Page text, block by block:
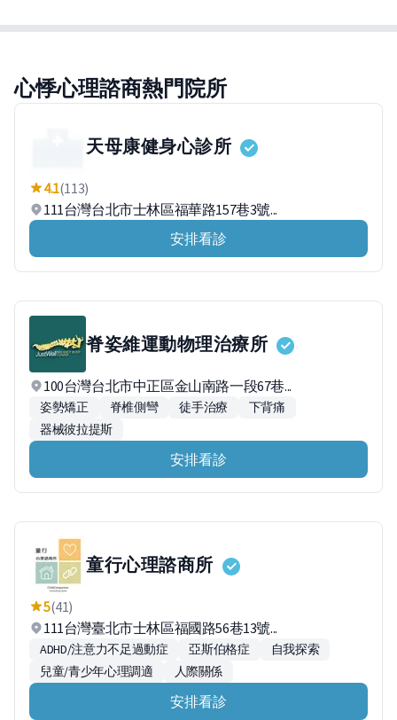
心悸心理諮商熱門院所
天母康健身心診所
4.1(113)
111台灣台北市士林區福華路157巷3號...
安排看診
脊姿維運動物理治療所
100台灣台北市中正區金山南路一段67巷...
姿勢矯正 脊椎側彎 徒手治療
下背痛
器械彼拉提斯
安排看診
童行心理諮商所
5(41)
111台灣臺北市士林區福國路56巷13號...
ADHD/注意力不足過動症 亞斯伯格症
自我探索
兒童/青少年心理調適
人際關係
安排看診